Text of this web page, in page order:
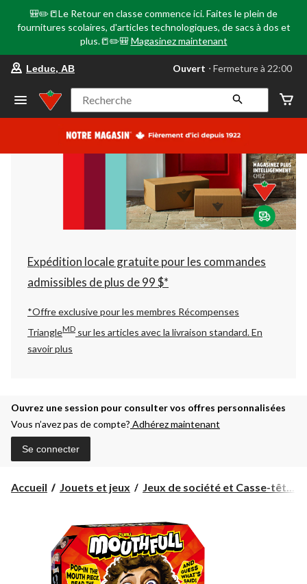
🎒✏️📒Le Retour en classe commence ici. Faites le plein de
fournitures scolaires, d'articles technologiques, de sacs à dos et
plus.📒✏️🎒 Magasinez maintenant
votre
préféré
Leduc,
AB,
courament
Fermeture
à
22:00
cliquer
pour
changer
Leduc, AB Ouvert ⋅ Fermeture à 22:00
Recherche
Expédition locale gratuite pour les commandes
admissibles de plus de 99 $*
*Offre exclusive pour les membres Récompenses
TriangleMD sur les articles avec la livraison standard.En
savoir plus
Ouvrez une session pour consulter vos offres personnalisées
Vous n’avez pas de compte? Adhérez maintenant
Se connecter
Accueil Jouets et jeux Jeux de société et Casse-têt...